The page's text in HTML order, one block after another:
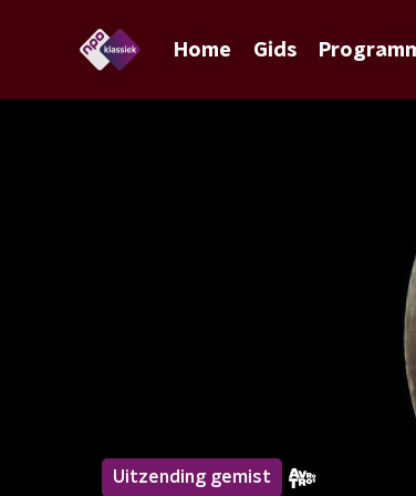
Home Gids
Uitzending gemist